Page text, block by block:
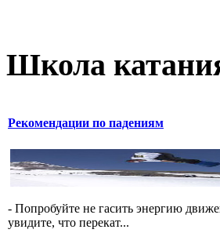
Школа
Рекомендации по падениям
- Попробуйте не гасить энергию
увидите, что перекат...